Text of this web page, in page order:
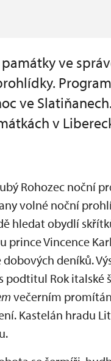
ve
ve
v
Rohozec noční
volné noční
hledat obydlí
prince Vincence
deníků.
podtitul Rok italské
večerním
Kastelán hradu